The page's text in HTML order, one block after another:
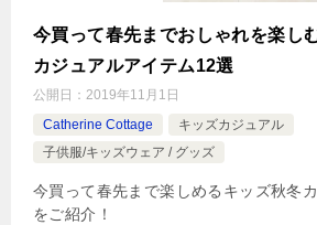
今買って春先までおしゃれを楽し
カジュアルアイテム12選
公開日： 2019年11月1日
Catherine Cottage
キッズカジュアル
子供服/キッズウェア / グッズ
今買って春先まで楽しめるキッズ秋冬
をご紹介！